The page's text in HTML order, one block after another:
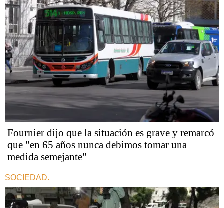
Fournier dijo que la situación es grave y remarcó
que "en 65 años nunca debimos tomar una
medida semejante"
SOCIEDAD.